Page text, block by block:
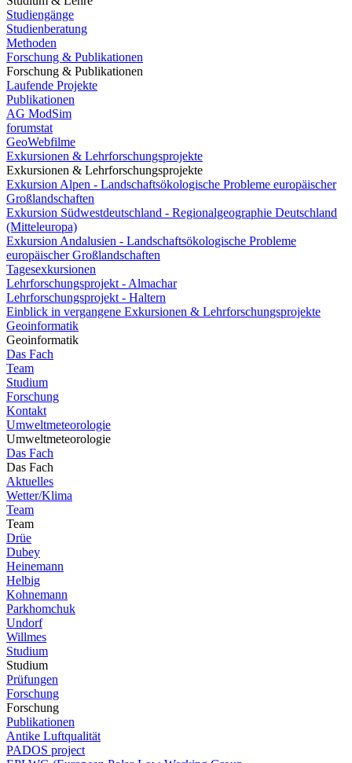
Studiengänge
Studienberatung
Methoden
Forschung & Publikationen
Forschung & Publikationen
Laufende Projekte
Publikationen
AG ModSim
forumstat
GeoWebfilme
Exkursionen & Lehrforschungsprojekte
Exkursionen & Lehrforschungsprojekte
Exkursion Alpen - Landschaftsökologische Probleme europäischer
Großlandschaften
Exkursion Südwestdeutschland - Regionalgeographie Deutschland
(Mitteleuropa)
Exkursion Andalusien - Landschaftsökologische Probleme
europäischer Großlandschaften
Tagesexkursionen
Lehrforschungsprojekt - Almachar
Lehrforschungsprojekt - Haltern
Einblick in vergangene Exkursionen & Lehrforschungsprojekte
Geoinformatik
Geoinformatik
Das Fach
Team
Studium
Forschung
Kontakt
Umweltmeteorologie
Umweltmeteorologie
Das Fach
Das Fach
Aktuelles
Wetter/Klima
Team
Team
Drüe
Dubey
Heinemann
Helbig
Kohnemann
Parkhomchuk
Undorf
Willmes
Studium
Studium
Prüfungen
Forschung
Forschung
Publikationen
Antike Luftqualität
PADOS project